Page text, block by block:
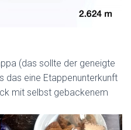
(das sollte der geneigte
das eine Etappenunterkunft
mit selbst gebackenem